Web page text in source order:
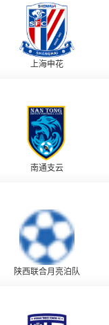
上海申花
南通支云
陕西联合月亮泊队